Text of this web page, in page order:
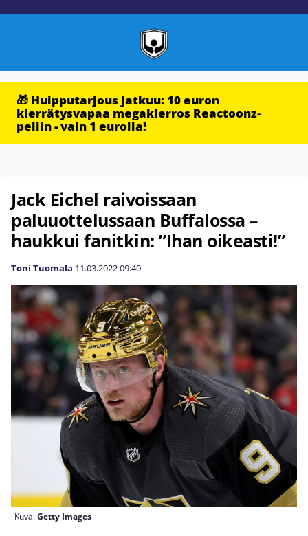
🎁 Huipputarjous jatkuu: 10 euron
kierrätysvapaa megakierros Reactoonz-
peliin - vain 1 eurolla!
Jack Eichel raivoissaan
paluuottelussaan Buffalossa –
haukkui fanitkin: ”Ihan oikeasti!”
Toni Tuomala 11.03.202209:40
Kuva:Getty Images